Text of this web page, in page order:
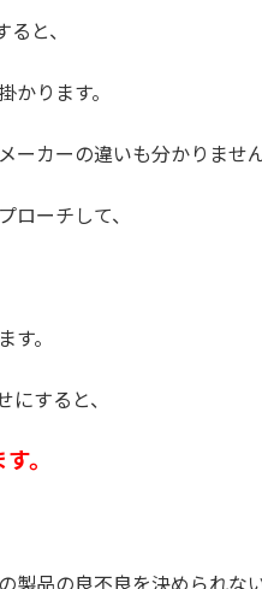
と、
かります。
ーカーの違いも分かりません
ローチして、
す。
すると、
。
製品の良不良を決められない